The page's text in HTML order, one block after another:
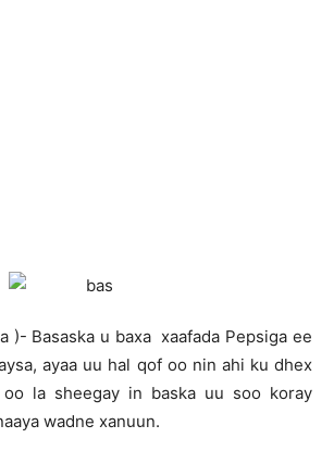
)- Basaska u baxa xaafada Pepsiga ee
ayaa uu hal qof oo nin ahi ku dhex
oo la sheegay in baska uu soo koray
wadne xanuun.